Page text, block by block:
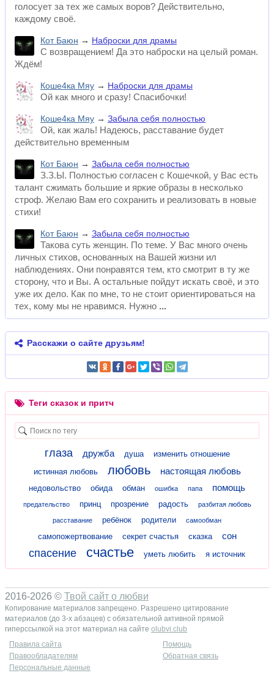
голосует за тех же самых воров? Действительно,
каждому своё.
Кот Баюн → Наброски для драмы
С возвращением! Да это наброски на целый роман.
Ждём!
Коше4ка Мяу → Наброски для драмы
Ой как много и сразу! Спасибочки!
Коше4ка Мяу → Забыла себя полностью
Ой, как жаль! Надеюсь, расставание будет
действительно временным
Кот Баюн → Забыла себя полностью
З.З.Ы. Полностью согласен с Кошечкой, у Вас есть
талант сжимать большие и яркие образы в несколько
строф. Желаю Вам его сохранить и реализовать в новые
стихи!
Кот Баюн → Забыла себя полностью
Такова суть женщин. По теме. У Вас много очень
личных стихов, основанных на Вашей жизни ил
наблюдениях. Они понравятся тем, кто смотрит в ту же
сторону, что и Вы. А остальные пойдут искать своё, и это
уже их дело. Как по мне, то не стоит ориентироваться на
тех, кому мы не нравимся. Нужно
Расскажи о сайте друзьям!
Теги сказок и притч
глаза дружба душа
изменить отношение
истинная любовь
любовь настоящая любовь
недовольство обида обман ошибка папа помощь
предательство принц прозрение радость разбитая любовь
расставание ребёнок родители самообман
самопожертвование секрет счастья сказка сон
спасение счастье уметь любить я источник
2016-2026 © Твой сайт о любви
Копирование материалов запрещено. Разрешено цитирование
материалов (до 3-х абзацев) с обязательной активной прямой
гиперссылкой на этот материал на сайте olubvi.club
Правила сайта
Помощь
Правообладателям
Обратная связь
Персональные данные